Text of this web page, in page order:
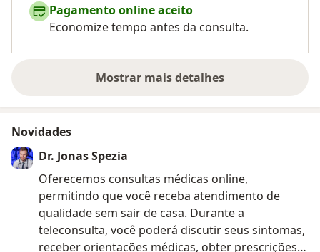
Pagamento online aceito
Economize tempo antes da consulta.
Mostrar mais detalhes
sobre a experiência
Novidades
Dr. Jonas Spezia
Oferecemos consultas médicas online,
permitindo que você receba atendimento de
qualidade sem sair de casa. Durante a
teleconsulta, você poderá discutir seus sintomas,
receber orientações médicas, obter prescrições e